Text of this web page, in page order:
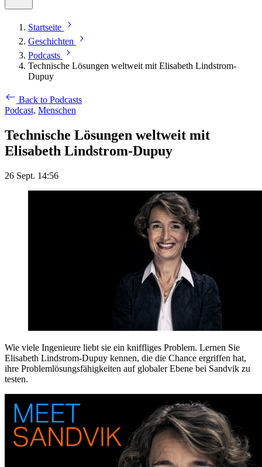
Startseite
Geschichten
Podcasts
Technische Lösungen weltweit mit Elisabeth Lindstrom-
Dupuy
Back to Podcasts
Podcast, Menschen
Technische Lösungen weltweit mit
Elisabeth Lindstrom-Dupuy
26 Sept. 14:56
Wie viele Ingenieure liebt sie ein kniffliges Problem. Lernen Sie
Elisabeth Lindstrom-Dupuy kennen, die die Chance ergriffen hat,
ihre Problemlösungsfähigkeiten auf globaler Ebene bei Sandvik zu
testen.